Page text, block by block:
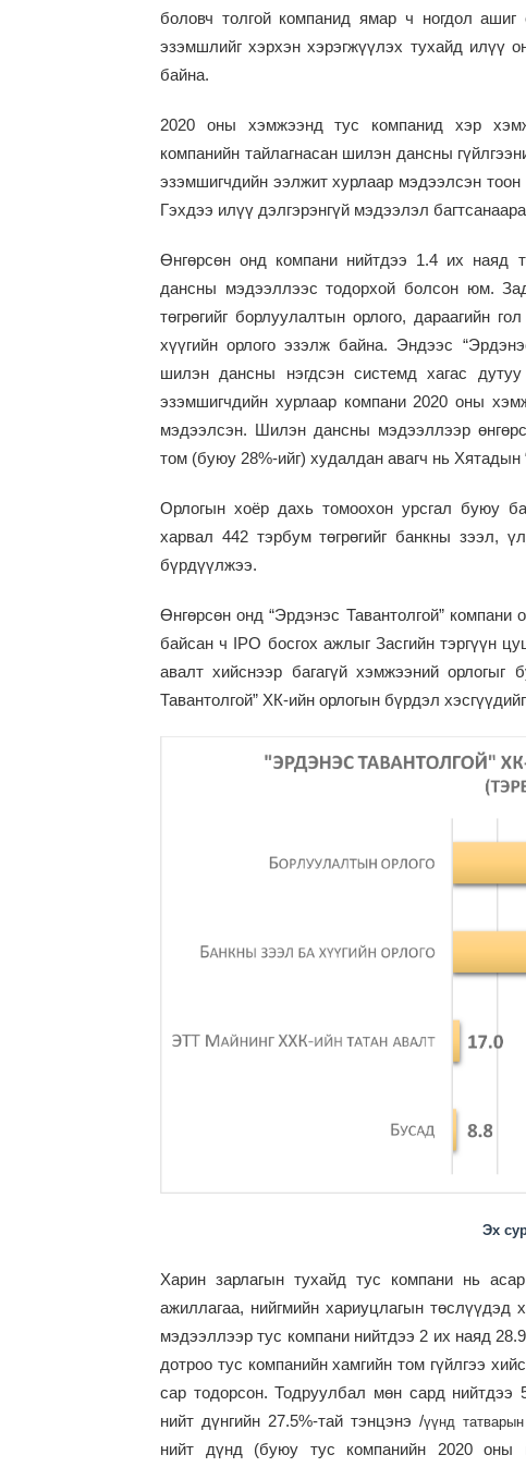
боловч толгой компанид ямар ч ногдол ашиг
эзэмшлийг хэрхэн хэрэгжүүлэх тухайд илүү
байна.
2020 оны хэмжээнд тус компанид хэр
компанийн тайлагнасан шилэн дансны
эзэмшигчдийн ээлжит хурлаар мэдээлсэн
Гэхдээ илүү дэлгэрэнгүй мэдээлэл
Өнгөрсөн онд компани нийтдээ 1.4 их наяд
дансны мэдээллээс тодорхой болсон юм.
төгрөгийг борлуулалтын орлого, дараагийн
хүүгийн орлого эзэлж байна. Эндээс
шилэн дансны нэгдсэн системд хагас
эзэмшигчдийн хурлаар компани 2020 оны
мэдээлсэн. Шилэн дансны мэдээллээр
том (буюу 28%-ийг) худалдан авагч нь Хятадын
Орлогын хоёр дахь томоохон урсгал буюу
харвал 442 тэрбум төгрөгийг банкны зээл,
бүрдүүлжээ.
Өнгөрсөн онд “Эрдэнэс Тавантолгой”
байсан ч IPO босгох ажлыг Засгийн тэргүүн
авалт хийснээр багагүй хэмжээний орлогыг
Тавантолгой” ХК-ийн орлогын бүрдэл
Эх
Харин зарлагын тухайд тус компани нь
ажиллагаа, нийгмийн хариуцлагын
мэдээллээр тус компани нийтдээ 2 их наяд
дотроо тус компанийн хамгийн том гүйлгээ
сар тодорсон. Тодруулбал мөн сард нийтдээ
нийт дүнгийн 27.5%-тай тэнцэнэ /үүнд
нийт дүнд (буюу тус компанийн 2020 оны